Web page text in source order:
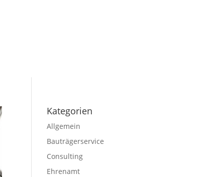
Kategorien
Allgemein
Bauträgerservice
Consulting
Ehrenamt